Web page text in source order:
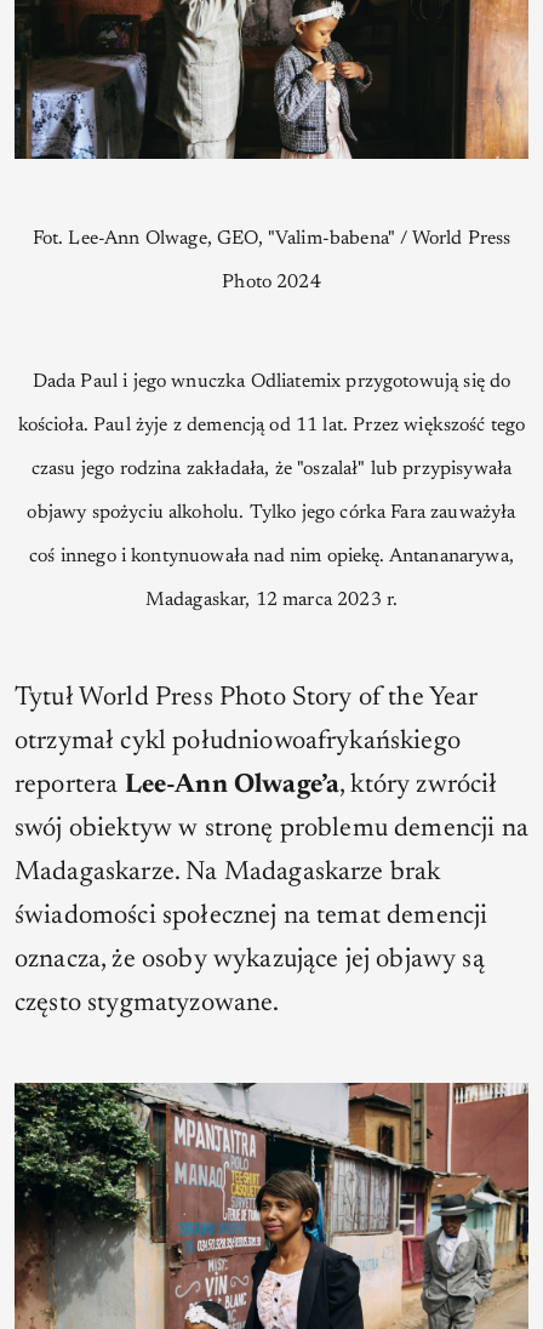
Fot. Lee-Ann Olwage, GEO, "Valim-babena" / World Press
Photo 2024
Dada Paul i jego wnuczka Odliatemix przygotowują się do
kościoła. Paul żyje z demencją od 11 lat. Przez większość tego
czasu jego rodzina zakładała, że "oszalał" lub przypisywała
objawy spożyciu alkoholu. Tylko jego córka Fara zauważyła
coś innego i kontynuowała nad nim opiekę. Antananarywa,
Madagaskar, 12 marca 2023 r.
Tytuł World Press Photo Story of the Year
otrzymał cykl południowoafrykańskiego
reportera Lee-Ann Olwage’a, który zwrócił
swój obiektyw w stronę problemu demencji na
Madagaskarze. Na Madagaskarze brak
świadomości społecznej na temat demencji
oznacza, że osoby wykazujące jej objawy są
często stygmatyzowane.